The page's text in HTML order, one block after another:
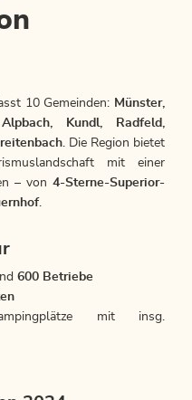
10 Gemeinden: Münster,
Kundl, Radfeld,
. Die Region bietet
mit einer
– von 4-Sterne-Superior-
.
600 Betriebe
mit insg.